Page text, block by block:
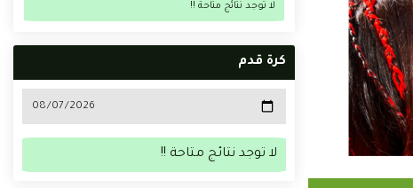
لا توجد نتائج متاحة !!
كرة قدم
لا توجد نتائج متاحة !!